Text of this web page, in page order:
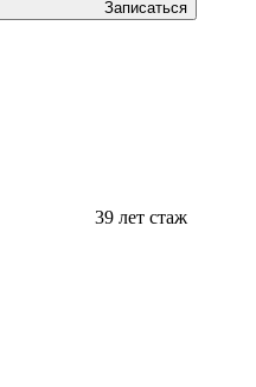
Записаться
39 лет стаж